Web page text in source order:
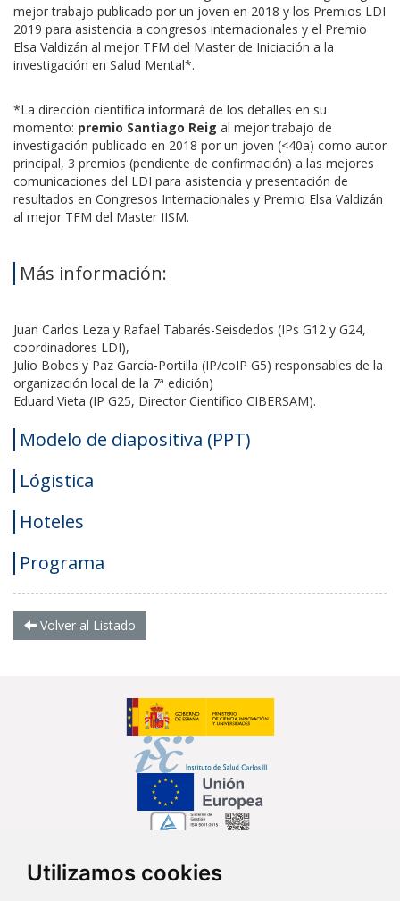
Utilizamos cookies
mejor trabajo publicado por un joven en 2018 y los Premios LDI
2019 para asistencia a congresos internacionales y el Premio
Elsa Valdizán al mejor TFM del Master de Iniciación a la
investigación en Salud Mental*.
*La dirección científica informará de los detalles en su
momento: premio Santiago Reig al mejor trabajo de
investigación publicado en 2018 por un joven (<40a) como autor
principal, 3 premios (pendiente de confirmación) a las mejores
comunicaciones del LDI para asistencia y presentación de
resultados en Congresos Internacionales y Premio Elsa Valdizán
al mejor TFM del Master IISM.
Más información:
Juan Carlos Leza y Rafael Tabarés-Seisdedos (IPs G12 y G24,
coordinadores LDI),
Julio Bobes y Paz García-Portilla (IP/coIP G5) responsables de la
organización local de la 7ª edición)
Eduard Vieta (IP G25, Director Científico CIBERSAM).
Modelo de diapositiva (PPT)
Lógistica
Hoteles
Programa
Volver al Listado
Síguenos en...